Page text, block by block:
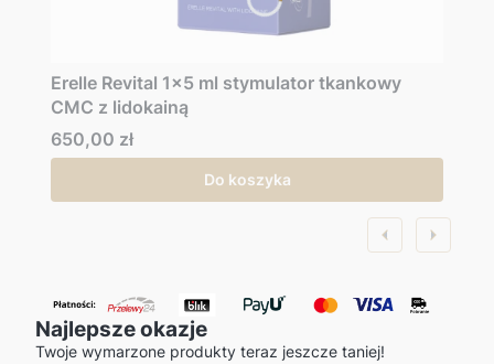
Erelle Revital 1x5 ml stymulator tkankowy
CMC z lidokainą
Cena
650,00 zł
Do koszyka
Najlepsze okazje
Twoje wymarzone produkty teraz jeszcze taniej!